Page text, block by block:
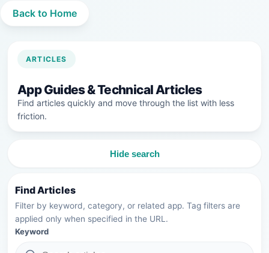
Back to Home
ARTICLES
App Guides & Technical Articles
Find articles quickly and move through the list with less
friction.
Hide search
Find Articles
Filter by keyword, category, or related app. Tag filters are
applied only when specified in the URL.
Keyword